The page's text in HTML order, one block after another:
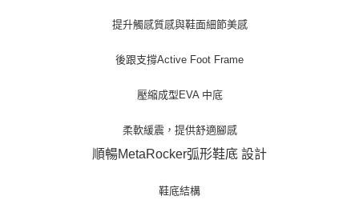
提升觸感質感與鞋面細節美感
後跟支撐Active Foot Frame
壓縮成型EVA 中底
柔軟緩震，提供舒適腳感
順暢MetaRocker弧形鞋底 設計
鞋底結構